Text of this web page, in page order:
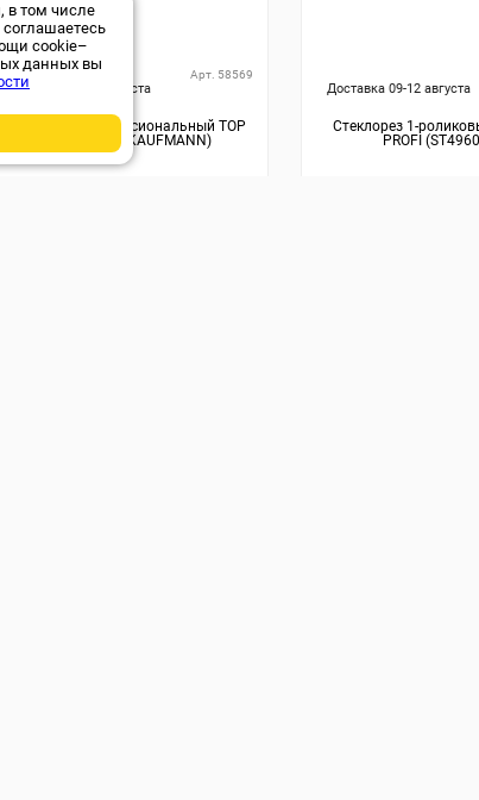
Доставка 09-12 августа
Арт. 58569
Плиткорез профессиональный TOP
LINE 720мм (KAUFMANN)
Доставка 09-12 августа
Стеклорез 1-
PROFI
в том числе
cookie–
данных вы